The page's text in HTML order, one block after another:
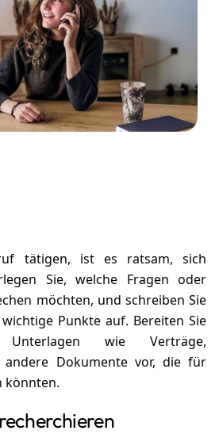
tätigen, ist es ratsam, sich
Sie, welche Fragen oder
möchten, und schreiben Sie
Punkte auf. Bereiten Sie
wie Verträge,
Dokumente vor, die für
könnten.